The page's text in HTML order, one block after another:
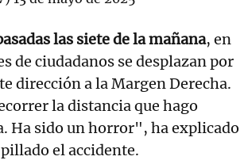
las siete de la mañana, en
de ciudadanos se desplazan por
dirección a la Margen Derecha.
la distancia que hago
Ha sido un horror", ha explicado
el accidente.